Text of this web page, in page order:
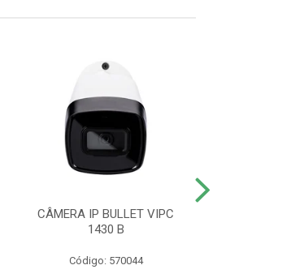
CÂMERA IP BULLET VIPC
1430 B
Código: 570044